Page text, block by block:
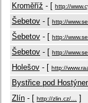
Kroměříž - [ http://
Šebetov - [ http://
Šebetov - [ http://
Šebetov - [ http://
Holešov - [ http://
Bystřice pod
Zlín - [ http://zlin.cz/… ]